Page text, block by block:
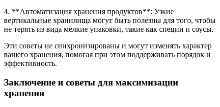
4. **Автоматизация хранения продуктов**: Узкие
вертикальные хранилища могут быть полезны для того, чтобы
не терять из вида мелкие упаковки, такие как специи и соусы.
Эти советы не синхронизированы и могут изменять характер
вашего хранения, помогая при этом поддерживать порядок и
эффективность.
Заключение и советы для максимизации
хранения